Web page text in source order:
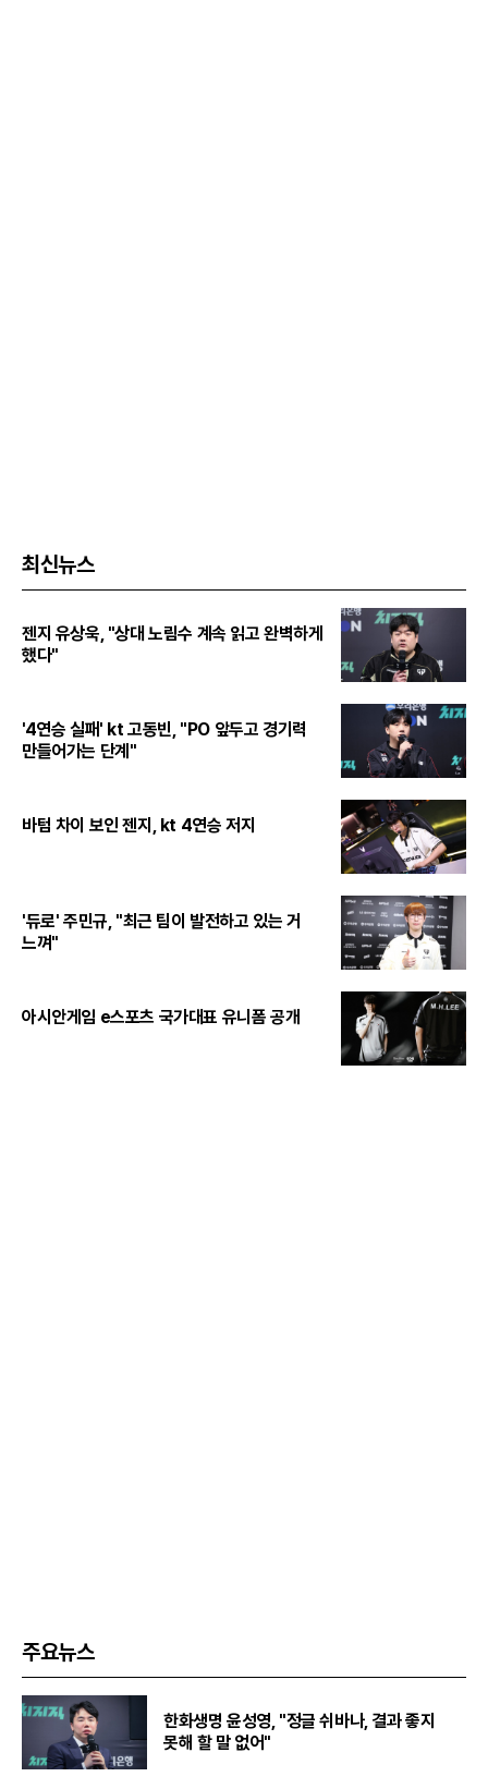
최신뉴스
젠지 유상욱, "상대 노림수 계속 읽고 완벽하게
했다"
'4연승 실패' kt 고동빈, "PO 앞두고 경기력
만들어가는 단계"
바텀 차이 보인 젠지, kt 4연승 저지
'듀로' 주민규, "최근 팀이 발전하고 있는 거
느껴"
아시안게임 e스포츠 국가대표 유니폼 공개
주요뉴스
한화생명 윤성영, "정글 쉬바나, 결과 좋지
못해 할 말 없어"